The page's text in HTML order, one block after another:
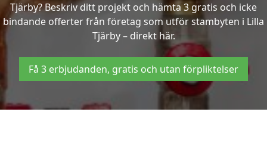
Tjärby? Beskriv ditt projekt och hämta 3 gratis och icke
bindande offerter från företag som utför stambyten i Lilla
Tjärby – direkt här.
Få 3 erbjudanden, gratis och utan förpliktelser